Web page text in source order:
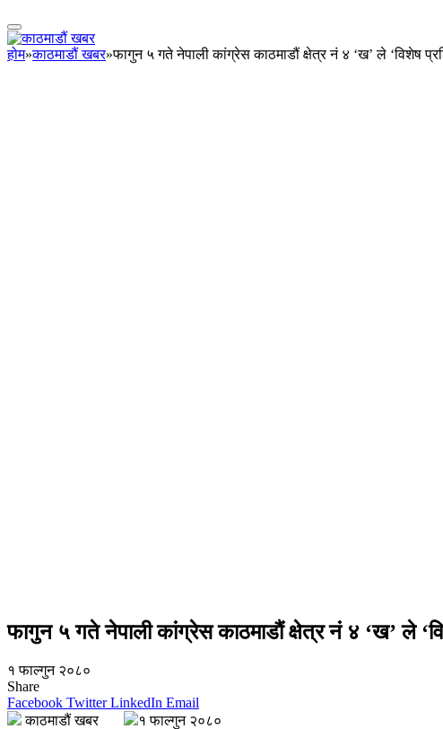
होम»काठमाडौं खबर»फागुन ५ गते नेपाली कांग्रेस काठमाडौं क्षेत्र नं ४ ‘ख’ ले ‘विशेष
फागुन ५ गते नेपाली कांग्रेस काठमाडौं क्षेत्र नं ४ ‘ख’ ले
१ फाल्गुन २०८०
Share
Facebook Twitter LinkedIn Email
काठमाडौं खबर
१ फाल्गुन २०८०